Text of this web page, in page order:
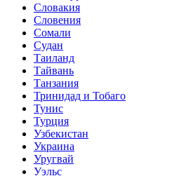
Словакия
Словения
Сомали
Судан
Таиланд
Тайвань
Танзания
Тринидад и Тобаго
Тунис
Турция
Узбекистан
Украина
Уругвай
Уэльс